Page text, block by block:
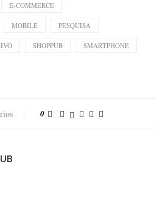
E-COMMERCE
MOBILE PESQUISA
SHOPPUB SMARTPHONE
0